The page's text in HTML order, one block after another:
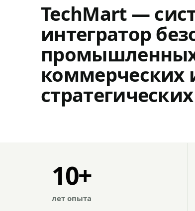
TechMart —
интегратор
коммерческих
10+
лет опыта